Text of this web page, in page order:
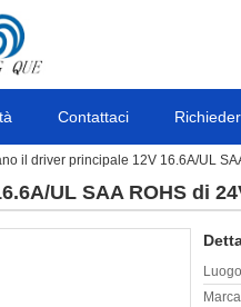
Contattaci
il driver principale 12V 16.6A/UL
UL SAA ROHS di